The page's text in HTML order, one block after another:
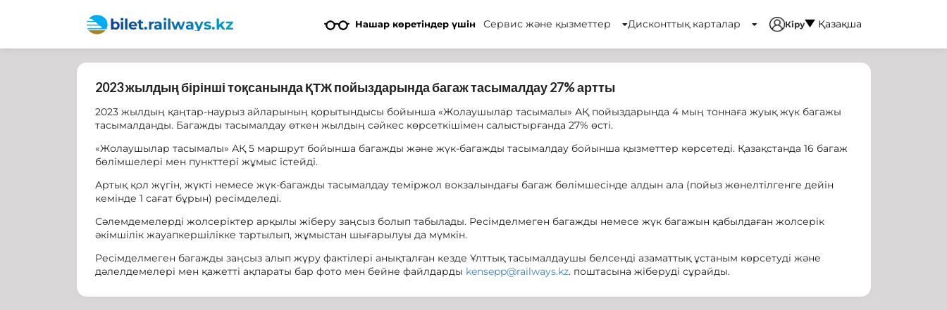
bilet.railways.kz Нашар көретіндер үшін Сервис және қызметтер Дисконттық карталар Кіру Қазақша
2023 жылдың бірінші тоқсанында ҚТЖ пойыздарында багаж тасымалдау 27% артты
2023 жылдың қаңтар-наурыз айларының қорытындысы бойынша «Жолаушылар тасымалы» АҚ пойыздарында 4 мың тоннаға жуық жүк багажы
тасымалданды. Багажды тасымалдау өткен жылдың сәйкес көрсеткішімен салыстырғанда 27% өсті.
«Жолаушылар тасымалы» АҚ 5 маршрут бойынша багажды және жүк-багажды тасымалдау бойынша қызметтер көрсетеді. Қазақстанда 16 багаж
бөлімшелері мен пункттері жұмыс істейді.
Артық қол жүгін, жүкті немесе жүк-багажды тасымалдау теміржол вокзалындағы багаж бөлімшесінде алдын ала (пойыз жөнелтілгенге дейін
кемінде 1 сағат бұрын) ресімделеді.
Сәлемдемелерді жолсеріктер арқылы жіберу заңсыз болып табылады. Ресімделмеген багажды немесе жүк багажын қабылдаған жолсерік
әкімшілік жауапкершілікке тартылып, жұмыстан шығарылуы да мүмкін.
Ресімделмеген багажды заңсыз алып жүру фактілері анықталған кезде Ұлттық тасымалдаушы белсенді азаматтық ұстаным көрсетуді және
дәлелдемелері мен қажетті ақпараты бар фото мен бейне файлдарды kensepp@railways.kz. поштасына жіберуді сұрайды.